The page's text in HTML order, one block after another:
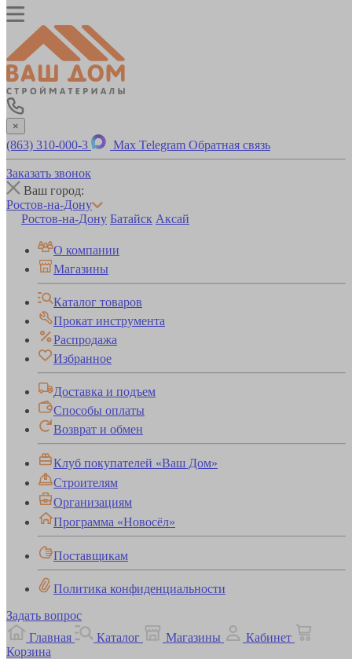
×
(863) 310-000-3 Max Telegram Обратная связь
Заказать звонок
Ваш город:
Ростов-на-Дону
Ростов-на-Дону Батайск Аксай
О компании
Магазины
Каталог товаров
Прокат инструмента
Распродажа
Избранное
Доставка и подъем
Способы оплаты
Возврат и обмен
Клуб покупателей «Ваш Дом»
Строителям
Организациям
Программа «Новосёл»
Поставщикам
Политика конфиденциальности
Задать вопрос
Главная
Каталог Магазины
Кабинет
Корзина